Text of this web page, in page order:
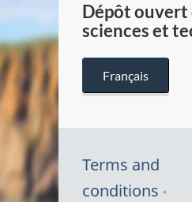
Dépôt ouvert
sciences et
Français
Terms and
conditions